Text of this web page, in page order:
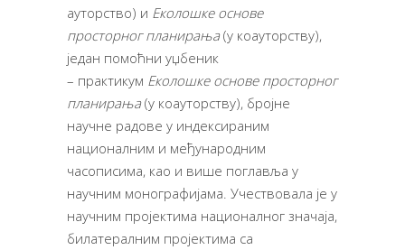
ауторство) и Еколошке основе
просторног планирања(у коауторству),
један помоћни уџбеник
– практикум Еколошке основе просторног
планирања(у коауторству), бројне
научне радове у индексираним
националним и међународним
часописима, као и више поглавља у
научним монографијама. Учествовала је у
научним пројектима националног значаја,
билатералним пројектима са